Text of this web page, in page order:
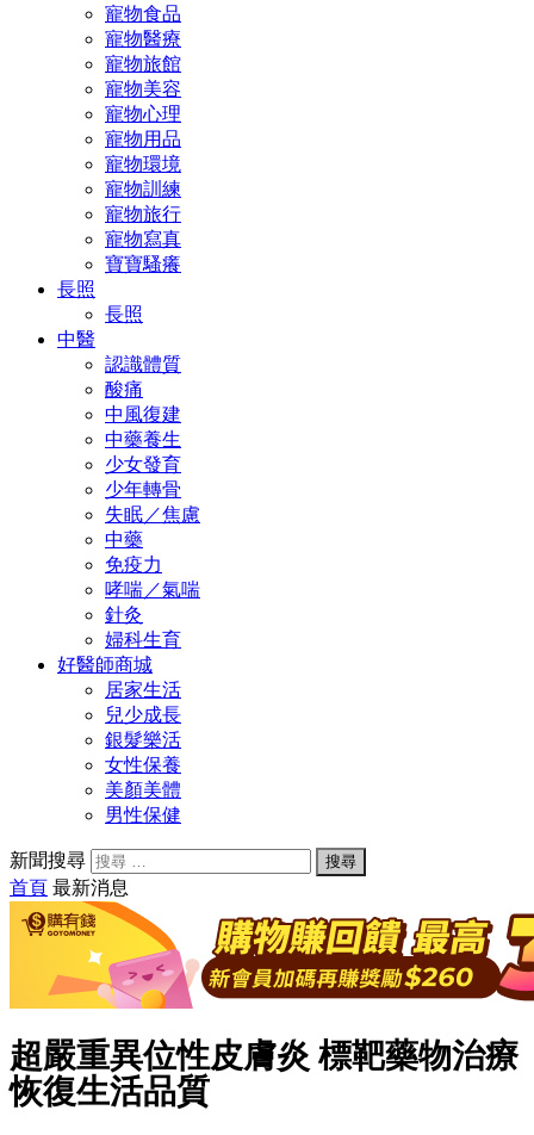
寵物食品
寵物醫療
寵物旅館
寵物美容
寵物心理
寵物用品
寵物環境
寵物訓練
寵物旅行
寵物寫真
寶寶騷癢
長照
長照
中醫
認識體質
酸痛
中風復建
中藥養生
少女發育
少年轉骨
失眠／焦慮
中藥
免疫力
哮喘／氣喘
針灸
婦科生育
好醫師商城
居家生活
兒少成長
銀髮樂活
女性保養
美顏美體
男性保健
新聞搜尋
首頁 最新消息
超嚴重異位性皮膚炎 標靶藥物治療
恢復生活品質